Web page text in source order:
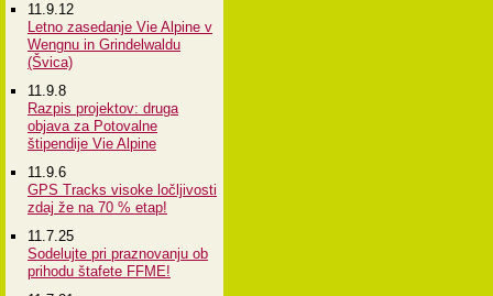
11.9.12
Letno zasedanje Vie Alpine v
Wengnu in Grindelwaldu
(Švica)
11.9.8
Razpis projektov: druga
objava za Potovalne
štipendije Vie Alpine
11.9.6
GPS Tracks visoke ločljivosti
zdaj že na 70 % etap!
11.7.25
Sodelujte pri praznovanju ob
prihodu štafete FFME!